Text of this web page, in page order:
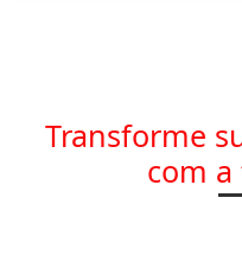
Transforme
com